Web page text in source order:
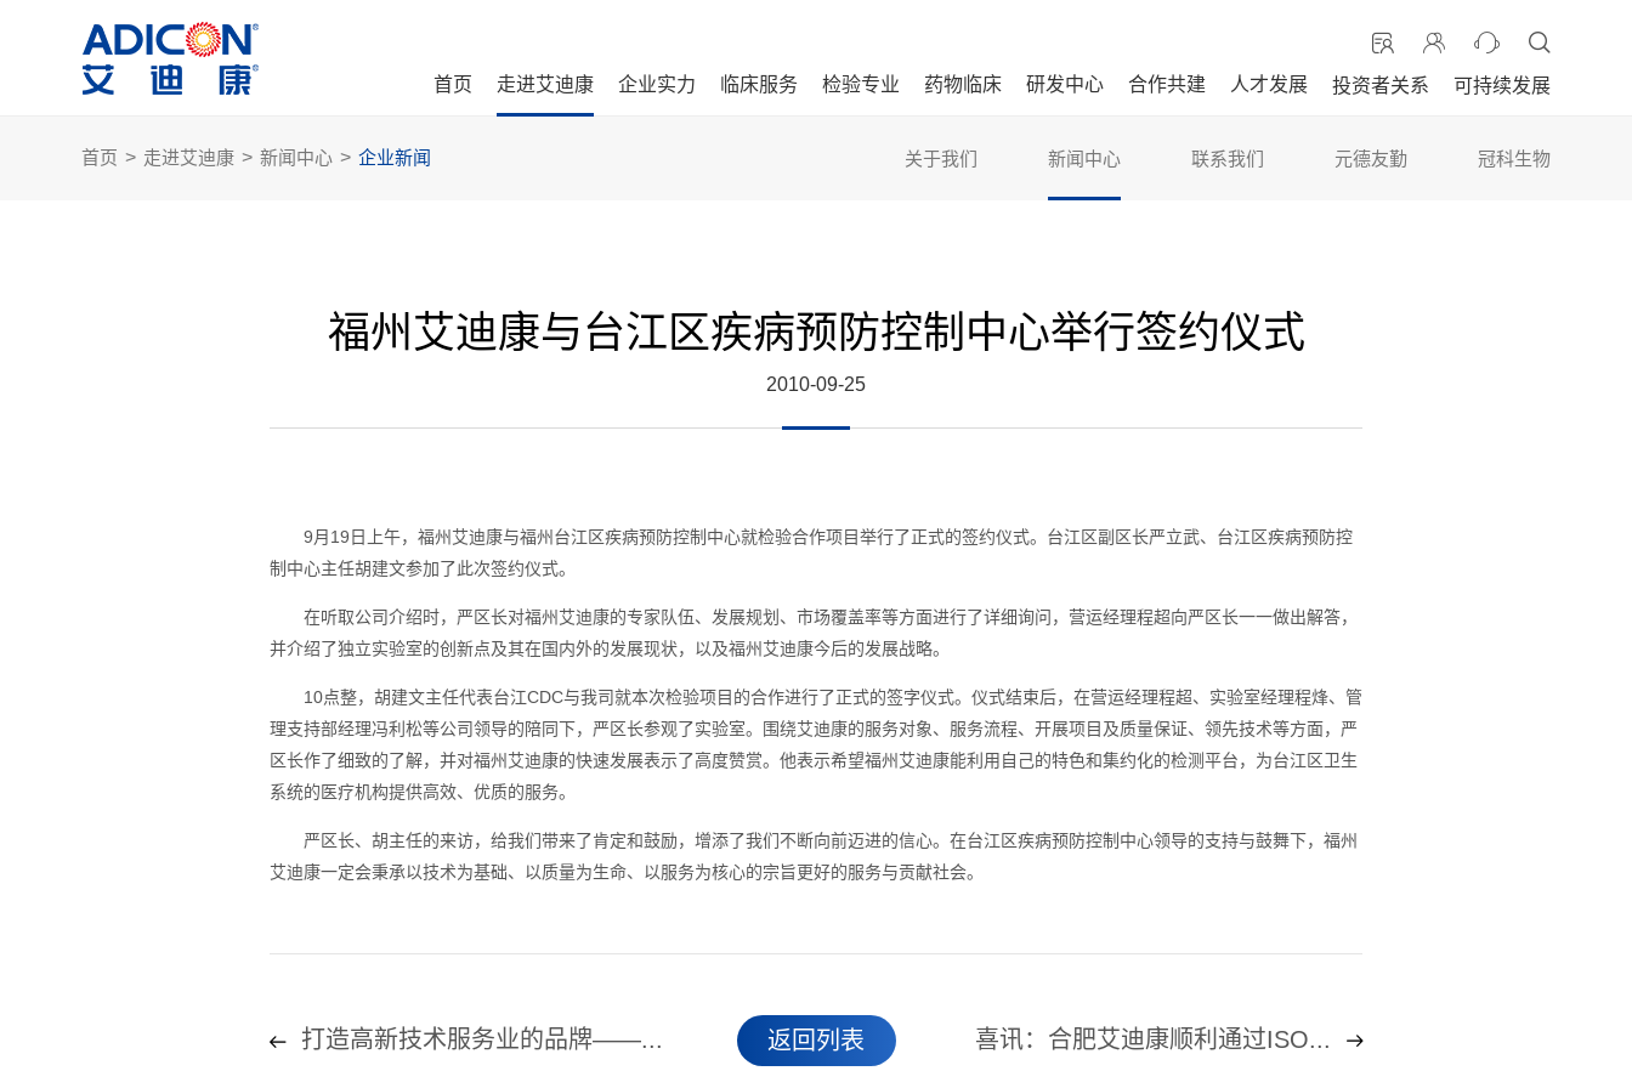
首页 走进艾迪康 企业实力 临床服务 检验专业 药物临床 研发中心 合作共建 人才发展 投资者关系 可持续发展
首页 > 走进艾迪康 > 新闻中心 > 企业新闻 关于我们 新闻中心 联系我们 元德友勤 冠科生物
福州艾迪康与台江区疾病预防控制中心举行签约仪式
2010-09-25
9月19日上午，福州艾迪康与福州台江区疾病预防控制中心就检验合作项目举行了正式的签约仪式。台江区副区长严立武、台江区疾病预防控
制中心主任胡建文参加了此次签约仪式。
在听取公司介绍时，严区长对福州艾迪康的专家队伍、发展规划、市场覆盖率等方面进行了详细询问，营运经理程超向严区长一一做出解答，
并介绍了独立实验室的创新点及其在国内外的发展现状，以及福州艾迪康今后的发展战略。
10点整，胡建文主任代表台江CDC与我司就本次检验项目的合作进行了正式的签字仪式。仪式结束后，在营运经理程超、实验室经理程烽、管
理支持部经理冯利松等公司领导的陪同下，严区长参观了实验室。围绕艾迪康的服务对象、服务流程、开展项目及质量保证、领先技术等方面，严
区长作了细致的了解，并对福州艾迪康的快速发展表示了高度赞赏。他表示希望福州艾迪康能利用自己的特色和集约化的检测平台，为台江区卫生
系统的医疗机构提供高效、优质的服务。
严区长、胡主任的来访，给我们带来了肯定和鼓励，增添了我们不断向前迈进的信心。在台江区疾病预防控制中心领导的支持与鼓舞下，福州
艾迪康一定会秉承以技术为基础、以质量为生命、以服务为核心的宗旨更好的服务与贡献社会。
打造高新技术服务业的品牌——... 返回列表 喜讯：合肥艾迪康顺利通过ISO...